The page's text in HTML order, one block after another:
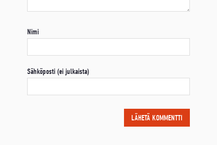
Nimi
Sähköposti (ei julkaista)